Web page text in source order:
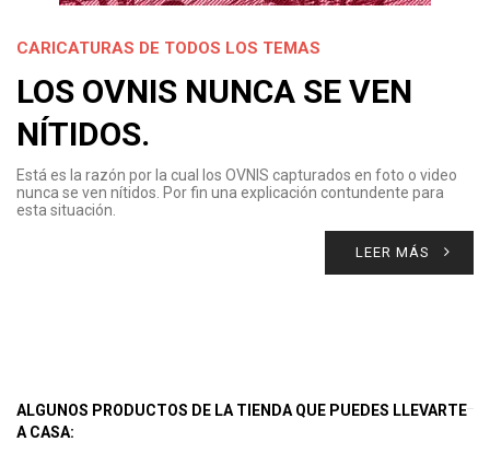
CARICATURAS DE TODOS LOS TEMAS
LOS OVNIS NUNCA SE VEN
NÍTIDOS.
Está es la razón por la cual los OVNIS capturados en foto o video
nunca se ven nítidos. Por fin una explicación contundente para
esta situación.
LEER MÁS
ALGUNOS PRODUCTOS DE LA TIENDA QUE PUEDES LLEVARTE
A CASA: